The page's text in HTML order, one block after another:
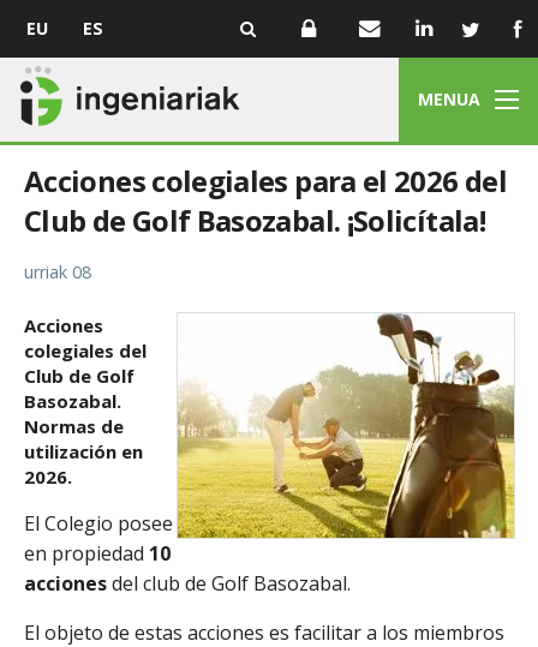
EU ES
MENUA
Acciones colegiales para el 2026 del
Club de Golf Basozabal. ¡Solicítala!
urriak 08
Acciones
colegiales del
Club de Golf
Basozabal.
Normas de
utilización en
2026.
El Colegio posee
en propiedad 10
accionesdel club de Golf Basozabal.
El objeto de estas acciones es facilitar a los miembros